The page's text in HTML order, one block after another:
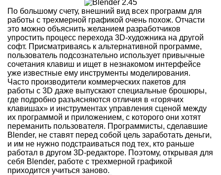
По большому счету, внешний вид всех программ для
работы с трехмерной графикой очень похож. Отчасти
это можно объяснить желанием разработчиков
упростить процесс перехода 3D-художника на другой
софт. Присматриваясь к альтернативной программе,
пользователь подсознательно использует привычные
сочетания клавиш и ищет в незнакомом интерфейсе
уже известные ему инструменты моделирования.
Часто производители коммерческих пакетов для
работы с 3D даже выпускают специальные брошюры,
где подробно разъясняются отличия в «горячих
клавишах» и инструментах управления сценой между
их программой и приложением, с которого они хотят
переманить пользователя. Программисты, сделавшие
Blender, не ставят перед собой цель заработать деньги,
и им не нужно подстраиваться под тех, кто раньше
работал в другом 3D-редакторе. Поэтому, открывая для
себя Blender, работе с трехмерной графикой
приходится учиться заново.